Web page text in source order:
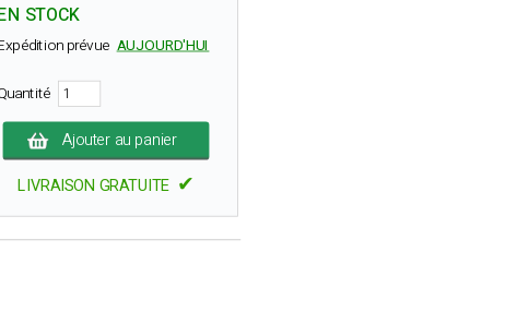
STOCK
prévueAUJOURD'HUI
Ajouter au panier
LIVRAISON GRATUITE ✔